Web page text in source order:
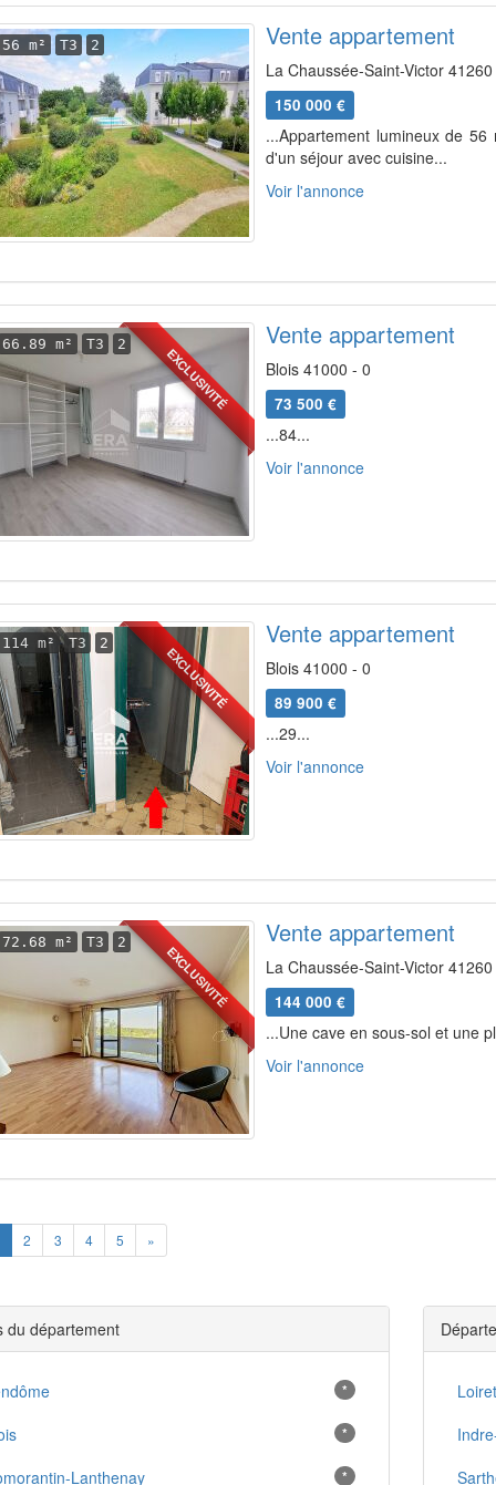
56 m² T3 2 Vente appartement
La Chaussée-Saint-Victor
150 000 €
...Appartement lumineux de
d'un séjour avec cuisine...
Voir l'annonce
EXCLUSIVITÉ
66.89 m² T3 2 Vente appartement
Blois 41000 - 0
73 500 €
...84...
Voir l'annonce
EXCLUSIVITÉ
114 m² T3 2 Vente appartement
Blois 41000 - 0
89 900 €
...29...
Voir l'annonce
EXCLUSIVITÉ
72.68 m² T3 2 Vente appartement
La Chaussée-Saint-Victor
144 000 €
...Une cave en sous-sol et une
Voir l'annonce
2 3 4 5 »
du département
*
*
Lanthenay *
Loiret